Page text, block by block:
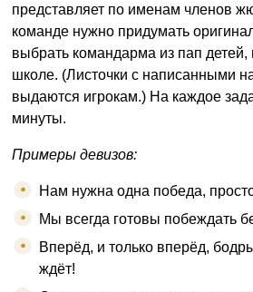
представляет по именам членов
команде нужно придумать
выбрать командарма из пап детей,
школе. (Листочки с написанными
выдаются игрокам.) На каждое
минуты.
Примеры девизов:
Нам нужна одна победа,
Мы всегда готовы побеждать
Вперёд, и только вперёд,
ждёт!